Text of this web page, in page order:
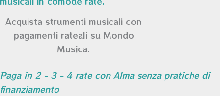
Acquista strumenti musicali con
pagamenti rateali su Mondo
Musica.
Paga in 2 - 3 - 4 rate con Alma senza pratiche di
finanziamento